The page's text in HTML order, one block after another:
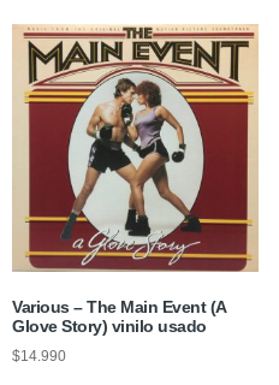
Various – The Main Event (A
Glove Story) vinilo usado
$14.990